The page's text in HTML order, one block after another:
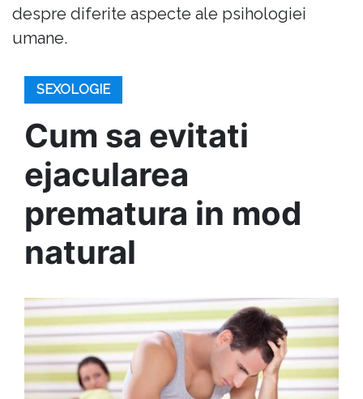
despre diferite aspecte ale psihologiei
umane.
SEXOLOGIE
Cum sa evitati
ejacularea
prematura in mod
natural